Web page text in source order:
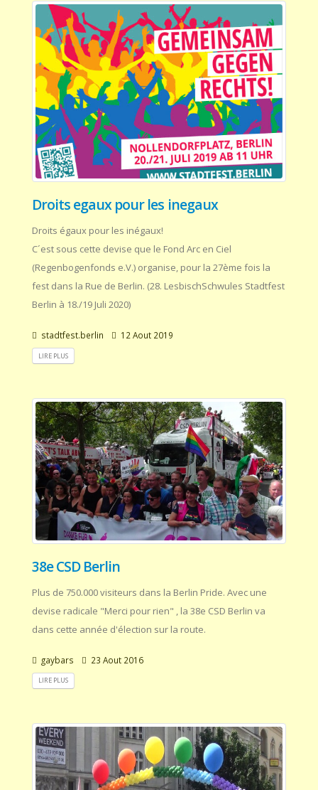
Droits egaux pour les inegaux
Droits égaux pour les inégaux!
C´est sous cette devise que le Fond Arc en Ciel
(Regenbogenfonds e.V.) organise, pour la 27ème fois la
fest dans la Rue de Berlin. (28. LesbischSchwules Stadtfest
Berlin à 18./19 Juli 2020)
stadtfest.berlin 12 Aout 2019
LIRE PLUS
38e CSD Berlin
Plus de 750.000 visiteurs dans la Berlin Pride. Avec une
devise radicale "Merci pour rien" , la 38e CSD Berlin va
dans cette année d'élection sur la route.
gaybars 23 Aout 2016
LIRE PLUS